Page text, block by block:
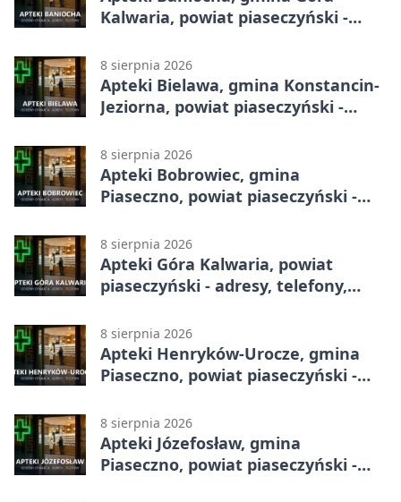
Kalwaria, powiat piaseczyński -
8 sierpnia 2026
Apteki Bielawa, gmina Konstancin-
Jeziorna, powiat piaseczyński -
8 sierpnia 2026
Apteki Bobrowiec, gmina
Piaseczno, powiat piaseczyński -
8 sierpnia 2026
Apteki Góra Kalwaria, powiat
piaseczyński - adresy, telefony,
8 sierpnia 2026
Apteki Henryków-Urocze, gmina
Piaseczno, powiat piaseczyński -
8 sierpnia 2026
Apteki Józefosław, gmina
Piaseczno, powiat piaseczyński -